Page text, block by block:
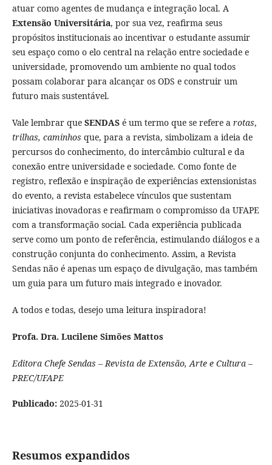
atuar como agentes de mudança e integração local. A
Extensão Universitária, por sua vez, reafirma seus
propósitos institucionais ao incentivar o estudante assumir
seu espaço como o elo central na relação entre sociedade e
universidade, promovendo um ambiente no qual todos
possam colaborar para alcançar os ODS e construir um
futuro mais sustentável.
Vale lembrar que SENDAS é um termo que se refere a rotas,
trilhas, caminhos que, para a revista, simbolizam a ideia de
percursos do conhecimento, do intercâmbio cultural e da
conexão entre universidade e sociedade. Como fonte de
registro, reflexão e inspiração de experiências extensionistas
do evento, a revista estabelece vínculos que sustentam
iniciativas inovadoras e reafirmam o compromisso da UFAPE
com a transformação social. Cada experiência publicada
serve como um ponto de referência, estimulando diálogos e a
construção conjunta do conhecimento. Assim, a Revista
Sendas não é apenas um espaço de divulgação, mas também
um guia para um futuro mais integrado e inovador.
A todos e todas, desejo uma leitura inspiradora!
Profa. Dra. Lucilene Simões Mattos
Editora Chefe Sendas – Revista de Extensão, Arte e Cultura –
PREC/UFAPE
Publicado: 2025-01-31
Resumos expandidos